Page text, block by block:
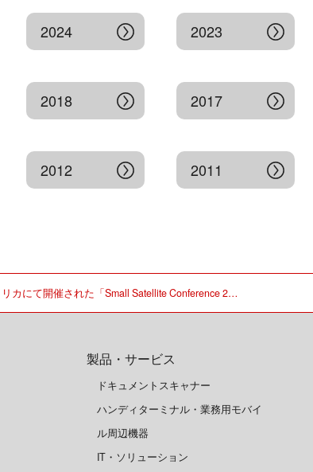
2024 2023
2018 2017
2012 2011
カにて開催された「Small Satellite Conference 2…
製品・サービス
ドキュメントスキャナー
ハンディターミナル・業務用モバイ
ル周辺機器
IT・ソリューション